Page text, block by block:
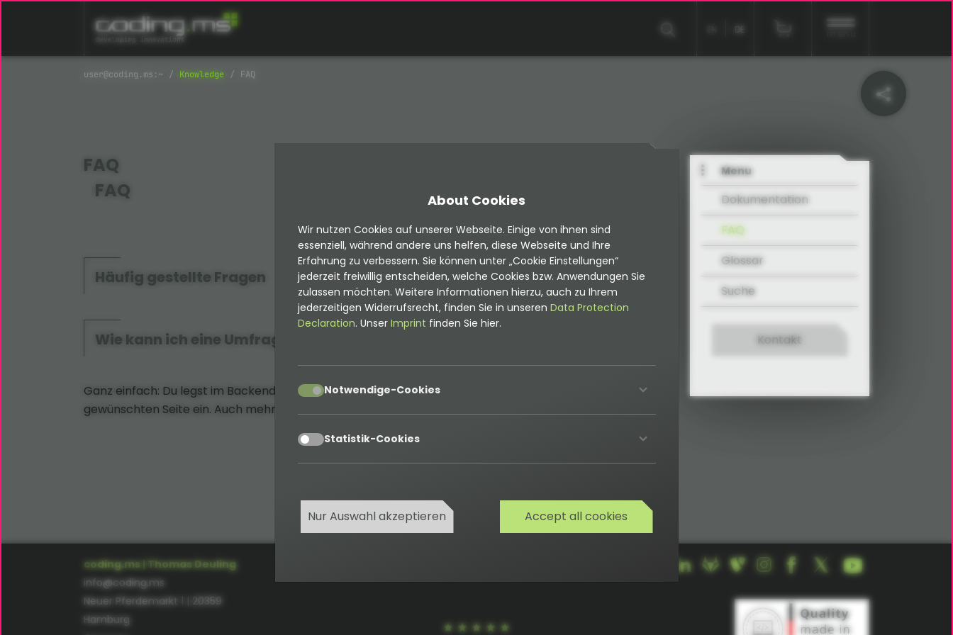
DE
Knowledge FAQ
FAQ
FAQ
Häufig gestellte Fragen
Wie kann ich eine Umfrage auf meiner TYPO3-Seite einbinden?
Ganz einfach: Du legst im Backend eine neue Umfrage an und bindest sie über ein Plugin-Element auf der
gewünschten Seite ein. Auch mehrere Umfragen parallel sind möglich.
Menu
Dokumentation
FAQ
Glossar
Suche
Kontakt
coding.ms | Thomas Deuling
info@coding.ms
Neuer Pferdemarkt 1 | 20359
Hamburg
About Cookies
Wir nutzen Cookies auf unserer Webseite. Einige von ihnen sind
essenziell, während andere uns helfen, diese Webseite und Ihre
Erfahrung zu verbessern. Sie können unter „Cookie Einstellungen“
jederzeit freiwillig entscheiden, welche Cookies bzw. Anwendungen Sie
zulassen möchten. Weitere Informationen hierzu, auch zu Ihrem
jederzeitigen Widerrufsrecht, finden Sie in unseren Data Protection
Declaration. Unser Imprint finden Sie hier.
acceptNotwendige-Cookies
acceptStatistik-Cookies
Nur Auswahl akzeptieren Accept all cookies